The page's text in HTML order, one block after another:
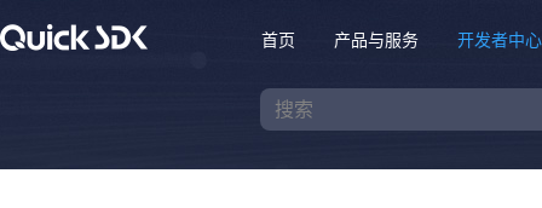
首页 产品与服务 开发者中心